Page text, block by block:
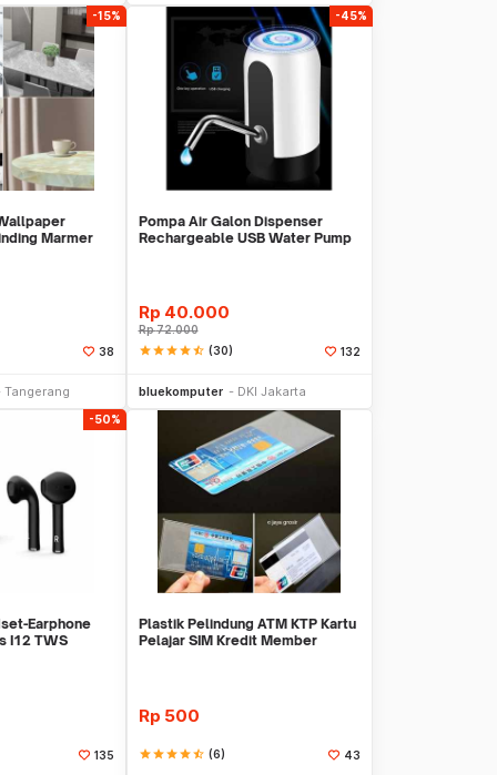
-15%
Marmer
38
Tangerang
-45%
Pompa Air Galon Dispenser
Rechargeable USB Water Pump
Rp 40.000
Rp72.000
starstarstarstarstar_half (30) 132
bluekomputer DKI Jakarta
-50%
Earphone
I12 TWS
135
Plastik Pelindung ATM KTP Kartu
Pelajar SIM Kredit Member
Rp 500
starstarstarstarstar_half (6) 43